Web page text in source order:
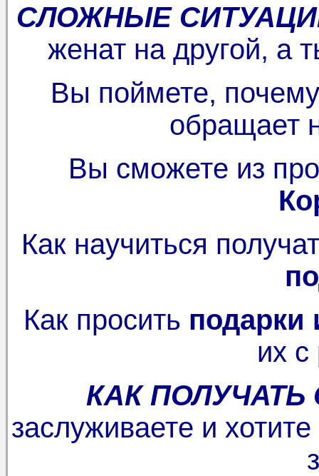
СЛОЖНЫЕ
женат на другой, а
Вы поймете,
обращает
Вы сможете из
Как научиться
Как просить подарки
их
КАК
заслуживаете и